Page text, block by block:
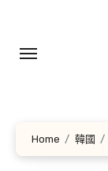
content
Home 韓國